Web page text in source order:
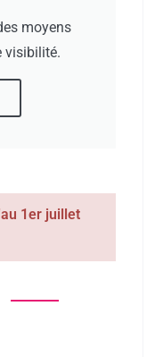
moyens
visibilité.
1er juillet